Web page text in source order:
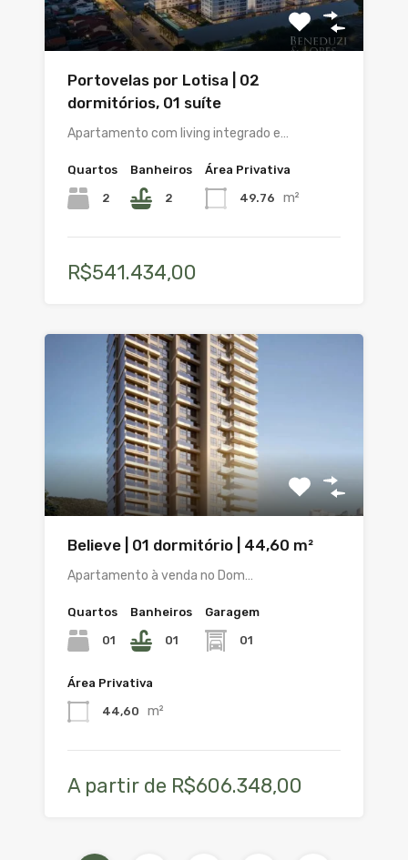
Portovelas por Lotisa | 02
dormitórios, 01 suíte
Apartamento com living integrado e…
Quartos
2
Banheiros
2
Área Privativa
49.76 m²
R$541.434,00
Believe | 01 dormitório | 44,60 m²
Apartamento à venda no Dom…
Quartos
01
Banheiros
01
Garagem
01
Área Privativa
44,60 m²
A partir de R$606.348,00